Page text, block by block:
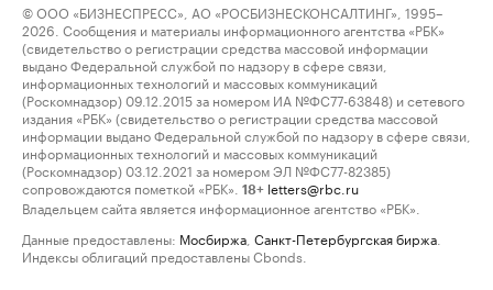
© ООО «БИЗНЕСПРЕСС», АО «РОСБИЗНЕСКОНСАЛТИНГ», 1995–
2026. Сообщения и материалы информационного агентства «РБК»
(свидетельство о регистрации средства массовой информации
выдано Федеральной службой по надзору в сфере связи,
информационных технологий и массовых коммуникаций
(Роскомнадзор) 09.12.2015 за номером ИА №ФС77-63848) и сетевого
издания «РБК» (свидетельство о регистрации средства массовой
информации выдано Федеральной службой по надзору в сфере связи,
информационных технологий и массовых коммуникаций
(Роскомнадзор) 03.12.2021 за номером ЭЛ №ФС77-82385)
сопровождаются пометкой «РБК».
18+ letters@rbc.ru
Владельцем сайта является информационное агентство «РБК».
Данные предоставлены: Мосбиржа Санкт-Петербургская биржа
Индексы облигаций предоставлены Cbonds.